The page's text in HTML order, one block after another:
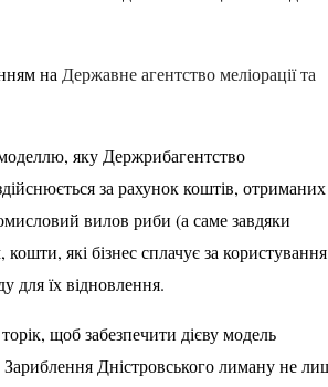
наДержавне агентство меліорації та
яку Держрибагентство
за рахунок коштів, отриманих
вилов риби (а саме завдяки
які бізнес сплачує за користування
для їх відновлення.
щоб забезпечити дієву модель
Дністровського лиману не